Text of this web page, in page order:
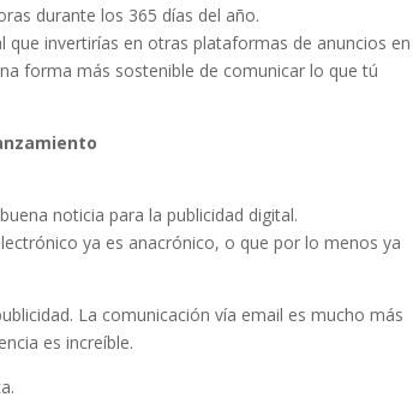
durante los 365 días del año.
invertirías en otras plataformas de anuncios en
forma más sostenible de comunicar lo que tú
noticia para la publicidad digital.
ya es anacrónico, o que por lo menos ya
La comunicación vía email es mucho más
es increíble.